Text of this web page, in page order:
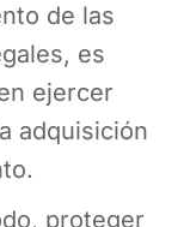
de las
es
ejercer
adquisición
proteger